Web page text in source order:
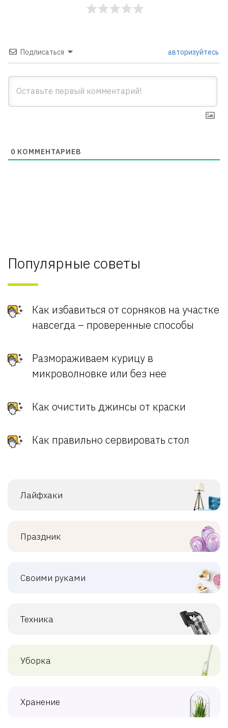
Подписаться авторизуйтесь
0 КОММЕНТАРИЕВ
Популярные советы
Как избавиться от сорняков на участке
навсегда – проверенные способы
Размораживаем курицу в
микроволновке или без нее
Как очистить джинсы от краски
Как правильно сервировать стол
Лайфхаки
Праздник
Своими руками
Техника
Уборка
Хранение